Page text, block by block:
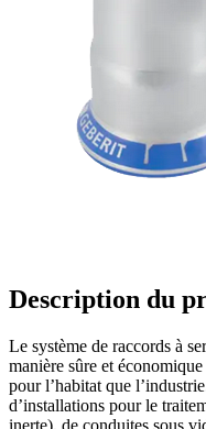
Description du
Le système de raccords à
manière sûre et
pour l’habitat que
d’installations pour le
inerte), de conduites sous